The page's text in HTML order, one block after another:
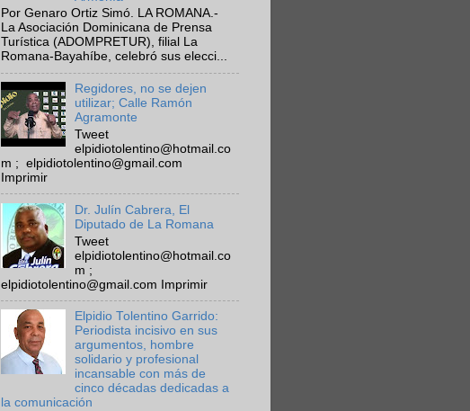
Por Genaro Ortiz Simó. LA ROMANA.-
La Asociación Dominicana de Prensa
Turística (ADOMPRETUR), filial La
Romana-Bayahíbe, celebró sus elecci...
Regidores, no se dejen
utilizar; Calle Ramón
Agramonte
Tweet
elpidiotolentino@hotmail.co
m ; elpidiotolentino@gmail.com
Imprimir
Dr. Julín Cabrera, El
Diputado de La Romana
Tweet
elpidiotolentino@hotmail.co
m ;
elpidiotolentino@gmail.com Imprimir
Elpidio Tolentino Garrido:
Periodista incisivo en sus
argumentos, hombre
solidario y profesional
incansable con más de
cinco décadas dedicadas a
la comunicación